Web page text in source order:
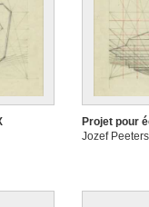
Projet pour
Jozef Peeters